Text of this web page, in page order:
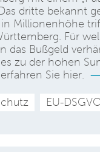
dritte bekannt
in Millionenhöhe
Für
das Bußgeld
zu der hohen
Sie hier.
EU-